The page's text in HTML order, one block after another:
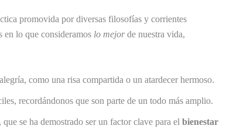
promovida por diversas filosofías y corrientes
en lo que consideramos lo mejorde nuestra vida,
como una risa compartida o un atardecer hermoso.
recordándonos que son parte de un todo más amplio.
se ha demostrado ser un factor clave para el bienestar